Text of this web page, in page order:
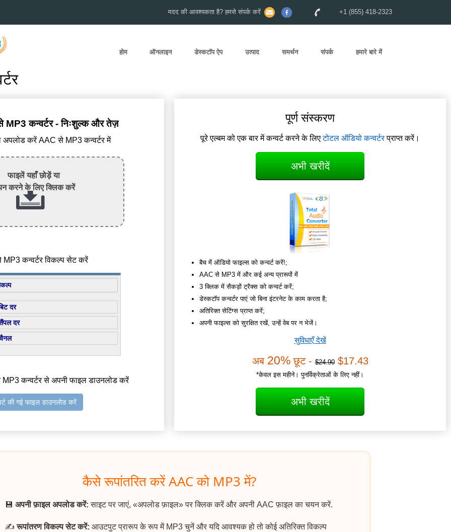
मदद की आवश्यकता है? हमसे संपर्क करें +1 (855) 418-2323
होम ऑनलाइन डेस्कटॉप ऐप उत्पाद समर्थन संपर्क हमारे बारे में
कन्वर्टर - निःशुल्क और तेज़
अपलोड करें AAC से MP3 कन्वर्टर में
फाइलें यहाँ छोड़ें या
करने के लिए क्लिक करें
कन्वर्टर विकल्प सेट करें
दर
दर
कन्वर्टर से अपनी फाइल डाउनलोड करें
की गई फाइल डाउनलोड करें
पूर्ण संस्करण
पूरे एल्बम को एक बार में कन्वर्ट करने के लिएटोटल ऑडियो कन्वर्टरप्राप्त करें।
अभी खरीदें
बैच में ऑडियो फाइल्स को कन्वर्ट करें!;
AAC से MP3 में और कई अन्य प्रारूपों में
3 क्लिक में सैकड़ों ट्रैक्स को कन्वर्ट करें;
डेस्कटॉप कन्वर्टर पाएं जो बिना इंटरनेट के काम करता है;
अतिरिक्त सेटिंग्स प्राप्त करें;
अपनी फाइल्स को सुरक्षित रखें, उन्हें वेब पर न भेजें।
सुविधाएँ देखें
अब 20%छूट -$24.90$17.43
*केवल इस महीने। पुनर्विक्रेताओं के लिए नहीं।
अभी खरीदें
कैसे रूपांतरित करें AAC को MP3 में?
💾 अपनी फ़ाइल अपलोड करें: साइट पर जाएं, «अपलोड फ़ाइल» पर क्लिक करें और अपनी AAC फ़ाइल का चयन करें.
✍️रूपांतरण विकल्प सेट करें: आउटपुट प्रारूप के रूप में MP3 चुनें और यदि आवश्यक हो तो कोई अतिरिक्त विकल्प